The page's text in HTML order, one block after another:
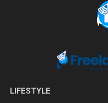
LIFESTYLE